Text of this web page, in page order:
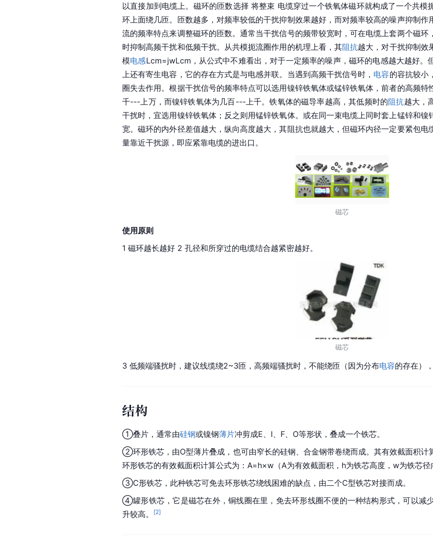
以直接加到电缆 上。磁环的匝数选择 将整束 电缆穿过一个铁氧体磁环就构成了一个共模
环上面绕几匝。匝数越多，对频率较低的干扰抑制效果越好，而对频率较高的噪声抑制
流的频率特点来调整磁环的匝数。通常当干扰信号的频带较宽时，可在电缆上套两个磁环
时抑制高频干扰和低频干扰。从共模扼流圈作用的机理上看，其阻抗越大，对干扰抑制效
模电感Lcm=jwLcm，从公式中不难看出，对于一定频率的噪声，磁环的电感越大越好。
上还有寄生电容 ，它的存在方式是与电感并联。当遇到高频干扰信号时， 电容的容抗较小
圈失去作用。根据干扰信号的频率特点可以选用镍锌铁氧体或锰锌铁氧体，前者的高频特
千---上万，而镍锌铁氧体为几百---上千。铁氧体的磁导率越高，其低频时的阻抗越大，
干扰时，宜选用镍锌铁氧体；反之则用锰锌铁氧体。或在同一束电缆 上同时套上锰锌和
宽。磁环的内外径差值越大，纵向高度越大，其阻抗也就越大，但磁环内径一定要紧包
量靠近干扰源，即应紧靠电缆的进出口。
磁芯
使用原则
1 磁环越长越好 2 孔径和所穿过的电缆结合越紧密越好。
磁芯
3 低频端骚扰时，建议线缆绕2~3匝，高频端骚扰时，不能绕匝（因为分布电容的存在）
结构
①叠片 ，通常由硅钢或镍钢薄片冲剪成E、I、F、O等形状，叠成一个铁芯。
②环形铁芯，由O型薄片叠成，也可由窄长的硅钢、合金钢带卷绕而成。其有效截面积
环形铁芯的有效截面积计算公式为：A=h×w（A为有效截面积，h为铁芯高度，w为铁芯径
③C形铁芯，此种铁芯可免去环形铁芯绕线困难的缺点，由二个C型铁芯对接而成。
④罐形铁芯，它是磁芯在外，铜线圈在里，免去环形线圈不便的一种结构形式，可以减
升较高。
[2]